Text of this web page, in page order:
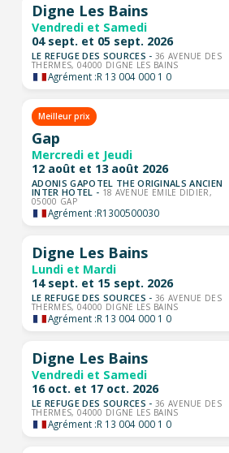
Digne Les Bains
Vendredi et Samedi
04 sept. et 05 sept. 2026
LE REFUGE DES SOURCES - 36 AVENUE DES
THERMES, 04000 DIGNE LES BAINS
Agrément :R 13 004 000 1 0
Meilleur prix
Gap
Mercredi et Jeudi
12 août et 13 août 2026
ADONIS GAPOTEL THE ORIGINALS ANCIEN
INTER HOTEL - 18 AVENUE EMILE DIDIER,
05000 GAP
Agrément :R1300500030
Digne Les Bains
Lundi et Mardi
14 sept. et 15 sept. 2026
LE REFUGE DES SOURCES - 36 AVENUE DES
THERMES, 04000 DIGNE LES BAINS
Agrément :R 13 004 000 1 0
Digne Les Bains
Vendredi et Samedi
16 oct. et 17 oct. 2026
LE REFUGE DES SOURCES - 36 AVENUE DES
THERMES, 04000 DIGNE LES BAINS
Agrément :R 13 004 000 1 0